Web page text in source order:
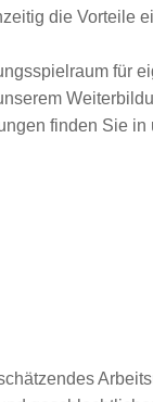
die Vorteile
für
finden Sie